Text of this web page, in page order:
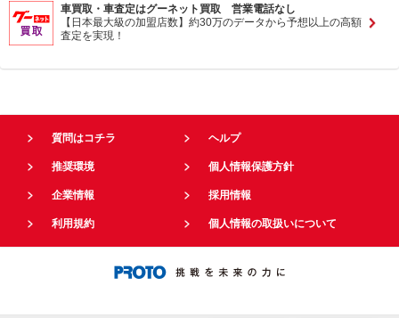
車買取・車査定はグーネット買取 営業電話なし
【日本最大級の加盟店数】約30万のデータから予想以上の高額
査定を実現！
質問はコチラ ヘルプ
推奨環境 個人情報保護方針
企業情報 採用情報
利用規約 個人情報の取扱いについて